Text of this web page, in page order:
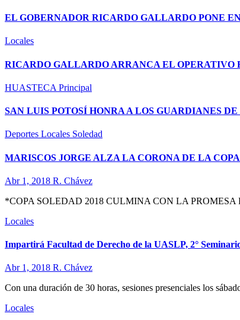
EL GOBERNADOR RICARDO GALLARDO PONE
Locales
RICARDO GALLARDO ARRANCA EL OPERATIVO
HUASTECA Principal
SAN LUIS POTOSÍ HONRA A LOS GUARDIANES
Deportes Locales Soledad
MARISCOS JORGE ALZA LA CORONA DE LA
Abr 1, 2018 R. Chávez
*COPA SOLEDAD 2018 CULMINA CON LA
Locales
Impartirá Facultad de Derecho de la UASLP, 2°
Abr 1, 2018 R. Chávez
Con una duración de 30 horas, sesiones presenciales los
Locales